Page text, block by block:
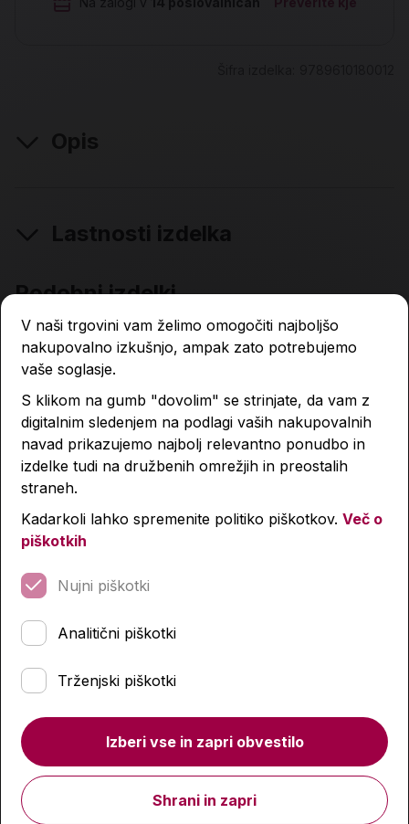
Opis
Lastnosti izdelka
Podobni izdelki
Sladoled
9,95 €
V naši trgovini vam želimo omogočiti najboljšo
nakupovalno izkušnjo, ampak zato potrebujemo
vaše soglasje.
S klikom na gumb "dovolim" se strinjate, da vam z
digitalnim sledenjem na podlagi vaših nakupovalnih
navad prikazujemo najbolj relevantno ponudbo in
izdelke tudi na družbenih omrežjih in preostalih
straneh.
Kadarkoli lahko spremenite politiko piškotkov. Več o
piškotkih
Nujni piškotki
Analitični piškotki
Trženjski piškotki
Izberi vse in zapri obvestilo
Shrani in zapri